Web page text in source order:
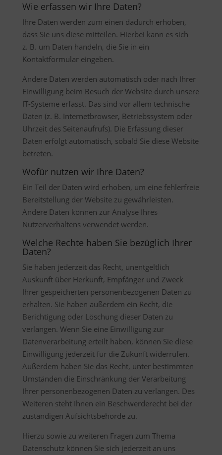
Wie erfassen wir Ihre Daten?
Ihre Daten werden zum einen dadurch erhoben,
dass Sie uns diese mitteilen. Hierbei kann es sich
z. B. um Daten handeln, die Sie in ein
Kontaktformular eingeben.
Andere Daten werden automatisch oder nach Ihrer
Einwilligung beim Besuch der Website durch unsere
IT-Systeme erfasst. Das sind vor allem technische
Daten (z. B. Internetbrowser, Betriebssystem oder
Uhrzeit des Seitenaufrufs). Die Erfassung dieser
Daten erfolgt automatisch, sobald Sie diese Website
betreten.
Wofür nutzen wir Ihre Daten?
Ein Teil der Daten wird erhoben, um eine fehlerfreie
Bereitstellung der Website zu gewährleisten.
Andere Daten können zur Analyse Ihres
Nutzerverhaltens verwendet werden.
Welche Rechte haben Sie bezüglich Ihrer
Daten?
Sie haben jederzeit das Recht, unentgeltlich
Auskunft über Herkunft, Empfänger und Zweck
Ihrer gespeicherten personenbezogenen Daten zu
erhalten. Sie haben außerdem ein Recht, die
Berichtigung oder Löschung dieser Daten zu
verlangen. Wenn Sie eine Einwilligung zur
Datenverarbeitung erteilt haben, können Sie diese
Einwilligung jederzeit für die Zukunft widerrufen.
Außerdem haben Sie das Recht, unter bestimmten
Umständen die Einschränkung der Verarbeitung
Ihrer personenbezogenen Daten zu verlangen. Des
Weiteren steht Ihnen ein Beschwerderecht bei der
zuständigen Aufsichtsbehörde zu.
Hierzu sowie zu weiteren Fragen zum Thema
Datenschutz können Sie sich jederzeit an uns